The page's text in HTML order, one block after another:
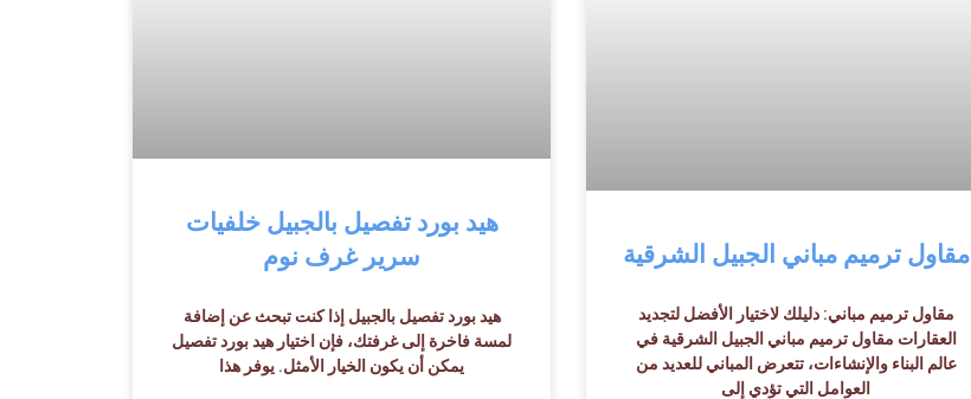
مقاول ترميم مباني الجبيل الشرقية
مقاول ترميم مباني: دليلك لاختيار الأفضل لتجديد
العقارات مقاول ترميم مباني الجبيل الشرقية في
عالم البناء والإنشاءات، تتعرض المباني للعديد من
العوامل التي تؤدي إلى
هيد بورد تفصيل بالجبيل خلفيات
سرير غرف نوم
هيد بورد تفصيل بالجبيل إذا كنت تبحث عن إضافة
لمسة فاخرة إلى غرفتك، فإن اختيار هيد بورد تفصيل
يمكن أن يكون الخيار الأمثل. يوفر هذا